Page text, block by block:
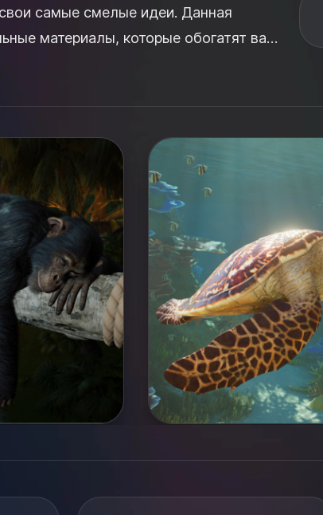
самые смелые идеи. Данная
материалы, которые обогатят ваш